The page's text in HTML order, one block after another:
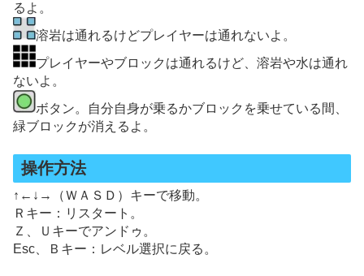
るよ。
溶岩は通れるけどプレイヤーは通れないよ。
プレイヤーやブロックは通れるけど、溶岩や水は通れ
ないよ。
ボタン。自分自身が乗るかブロックを乗せている間、
緑ブロックが消えるよ。
操作方法
↑←↓→（ＷＡＳＤ）キーで移動。
Ｒキー：リスタート。
Ｚ、Ｕキーでアンドゥ。
Esc、Ｂキー：レベル選択に戻る。